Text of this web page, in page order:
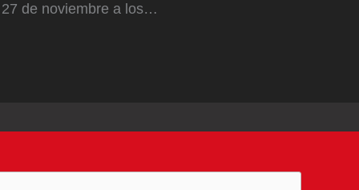
27 de noviembre a los…